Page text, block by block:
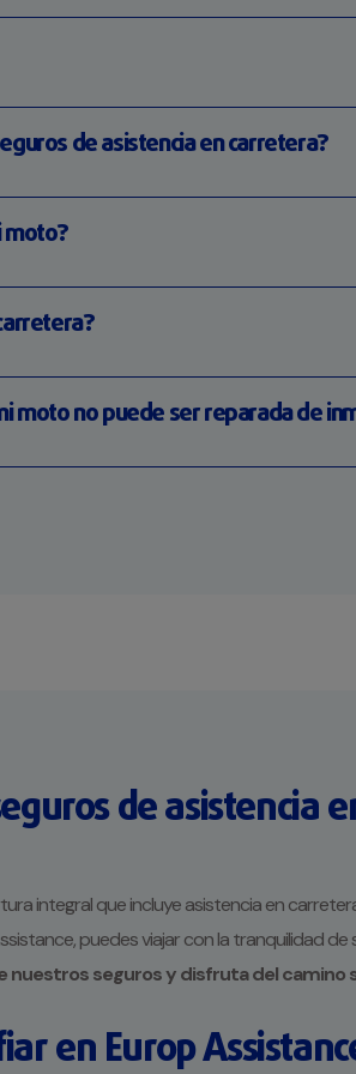
de asistencia en carretera?
moto?
moto no puede ser reparada de
de asistencia
integral que incluye asistencia en
puedes viajar con la tranquilidad
nuestros seguros y disfruta del
en Europ